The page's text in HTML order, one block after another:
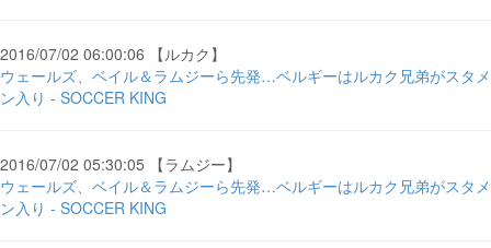
2016/07/02 06:00:06 【ルカク】
ウェールズ、ベイル＆ラムジーら先発…ベルギーはルカク兄弟がスタメ
ン入り - SOCCER KING
2016/07/02 05:30:05 【ラムジー】
ウェールズ、ベイル＆ラムジーら先発…ベルギーはルカク兄弟がスタメ
ン入り - SOCCER KING